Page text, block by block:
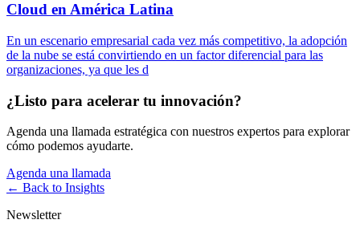
Cloud en América Latina
En un escenario empresarial cada vez más competitivo, la adopción
de la nube se está convirtiendo en un factor diferencial para las
organizaciones, ya que les d
¿Listo para acelerar tu innovación?
Agenda una llamada estratégica con nuestros expertos para explorar
cómo podemos ayudarte.
Agenda una llamada
← Back to Insights
Newsletter